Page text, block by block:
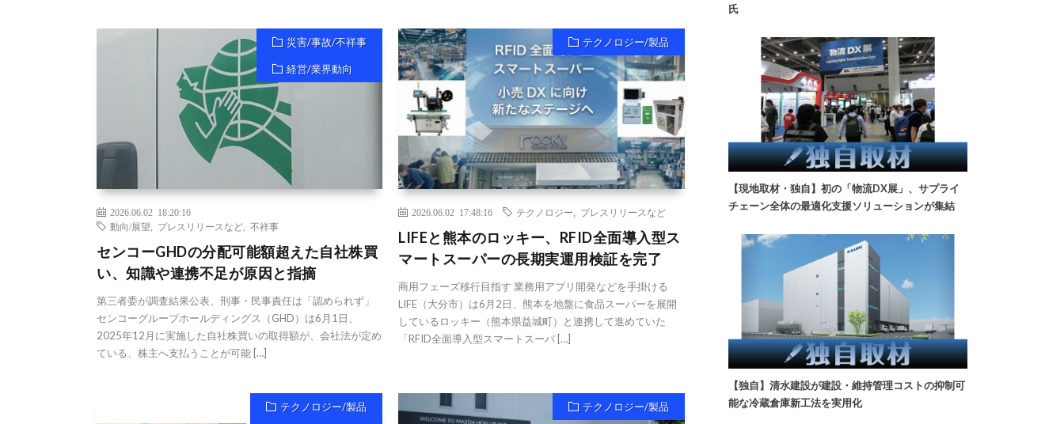
災害/事故/不祥事
経営/業界動向
2026.06.02 18:20:16
動向/展望
プレスリリースなど 不祥事
センコーGHDの分配可能額超えた自社株買
い、知識や連携不足が原因と指摘
第三者委が調査結果公表、刑事・民事責任は「認められず」
センコーグループホールディングス（GHD）は6月1日、
2025年12月に実施した自社株買いの取得額が、会社法が定め
ている、株主へ支払うことが可能 […]
テクノロジー/製品
2026.06.02 17:48:16 テクノロジー プレスリリースなど
LIFEと熊本のロッキー、RFID全面導入型ス
マートスーパーの長期実運用検証を完了
商用フェーズ移行目指す 業務用アプリ開発などを手掛ける
LIFE（大分市）は6月2日、熊本を地盤に食品スーパーを展開
しているロッキー（熊本県益城町）と連携して進めていた
「RFID全面導入型スマートスーパ […]
テクノロジー/製品 テクノロジー/製品
氏
【現地取材・独自】初の「物流DX展」、サプライ
チェーン全体の最適化支援ソリューションが集結
【独自】清水建設が建設・維持管理コストの抑制可
能な冷蔵倉庫新工法を実用化